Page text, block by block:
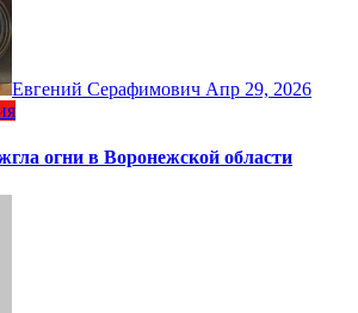
Евгений Серафимович Апр 29, 2026
огни в Воронежской области